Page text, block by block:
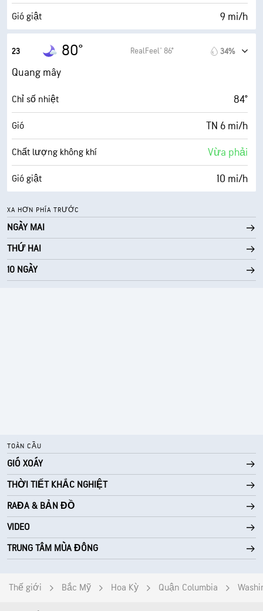
Tầm nhìn 6 dặm
Gió giật 9 mi/h
Điểm sương
AccuLumen Brightness Index™ 0 (Tối)
Mật độ mây 38%
Tầm nhìn 10 dặm
Trần mây 30000 ft
23 80° RealFeel® 86° 34%
Quang mây
Chỉ số nhiệt 84°
Gió TN 6 mi/h
Chất lượng không khí Vừa phải
Gió giật 10 mi/h
Độ ẩm
Điểm sương 73° F
AccuLumen Brightness Index™ 0 (Tối)
Mật độ mây 25%
XA HƠN PHÍA TRƯỚC
NGÀY MAI
THỨ HAI
10 NGÀY
TOÀN CẦU
GIÓ XOÁY
THỜI TIẾT KHẮC NGHIỆT
RAĐA & BẢN ĐỒ
VIDEO
TRUNG TÂM MÙA ĐÔNG
Thế giới Bắc Mỹ Hoa Kỳ Quận Columbia